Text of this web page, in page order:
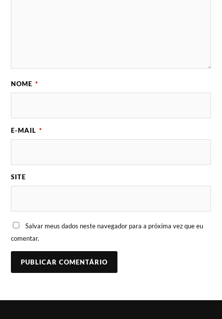
NOME *
E-MAIL *
SITE
Salvar meus dados neste navegador para a próxima vez que eu
comentar.